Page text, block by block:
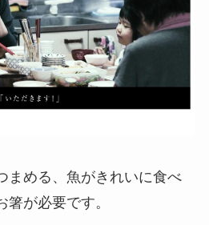
まめる、魚がきれいに食べ
箸が必要です。